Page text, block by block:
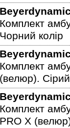
Комплект
Чорний колір
Комплект
(велюр). Сірий
Комплект
PRO X